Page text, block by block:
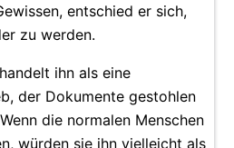
entschied er sich,
zu werden.
ihn als eine
der Dokumente gestohlen
die normalen Menschen
würden sie ihn vielleicht als